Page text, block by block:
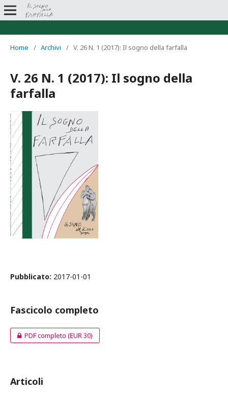
Home / Archivi / V. 26 N. 1 (2017): Il sogno della farfalla
V. 26 N. 1 (2017): Il sogno della
farfalla
Pubblicato: 2017-01-01
Fascicolo completo
PDF completo(EUR 30)
Articoli